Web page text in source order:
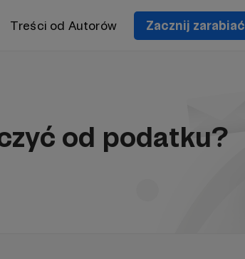
Treści od Autorów Zacznij zarabiać
od podatku?